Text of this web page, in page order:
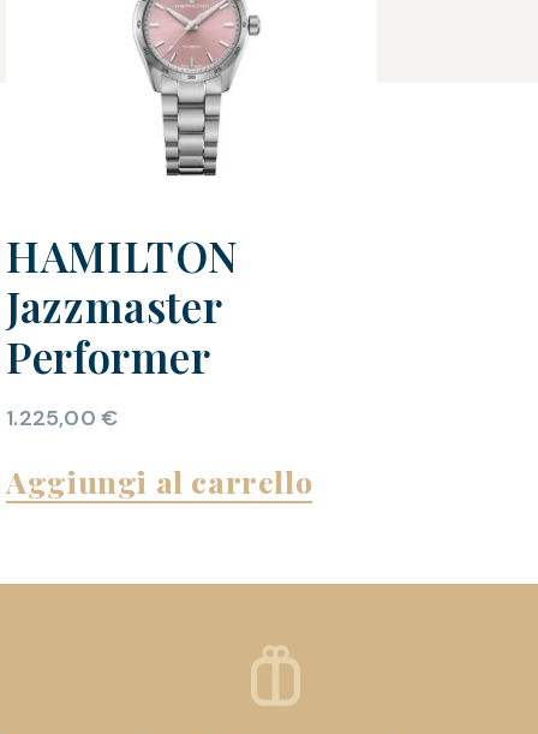
HAMILTON
Jazzmaster
Performer
1.225,00€
Aggiungi al carrello